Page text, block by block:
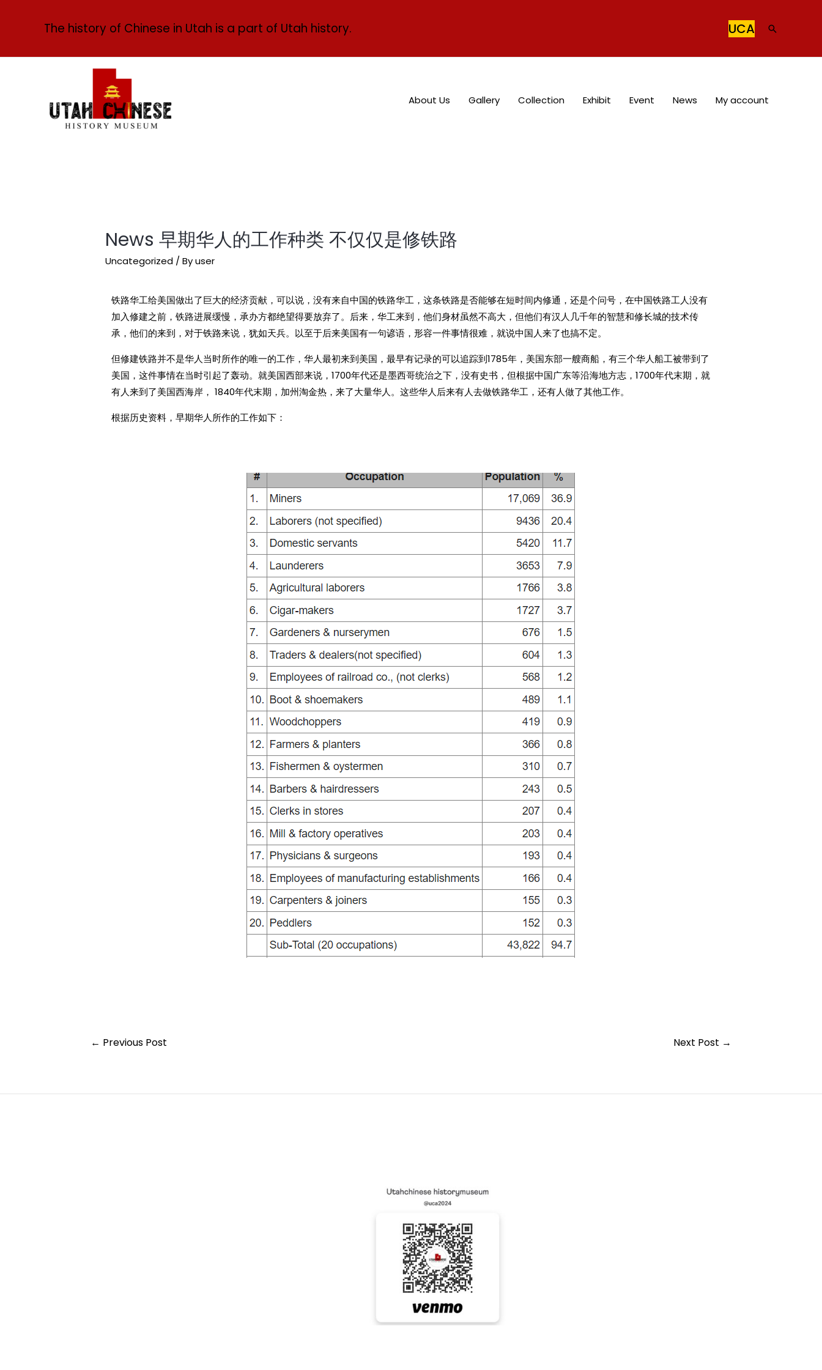
The history of Chinese in Utah is a part of Utah history. UCA
About Us Gallery Collection Exhibit Event News My account
News 早期华人的工作种类 不仅仅是修铁路
Uncategorized / Byuser
铁路华工给美国做出了巨大的经济贡献，可以说，没有来自中国的铁路华工，这条铁路是否能够在短时间内修通，还是个问号，在中国铁路工人没有
加入修建之前，铁路进展缓慢，承办方都绝望得要放弃了。后来，华工来到，他们身材虽然不高大，但他们有汉人几千年的智慧和修长城的技术传
承，他们的来到，对于铁路来说，犹如天兵。以至于后来美国有一句谚语，形容一件事情很难，就说中国人来了也搞不定。
但修建铁路并不是华人当时所作的唯一的工作，华人最初来到美国，最早有记录的可以追踪到1785年，美国东部一艘商船，有三个华人船工被带到了
美国，这件事情在当时引起了轰动。就美国西部来说，1700年代还是墨西哥统治之下，没有史书，但根据中国广东等沿海地方志，1700年代末期，就
有人来到了美国西海岸， 1840年代末期，加州淘金热，来了大量华人。这些华人后来有人去做铁路华工，还有人做了其他工作。
根据历史资料，早期华人所作的工作如下：
← Previous Post Next Post →